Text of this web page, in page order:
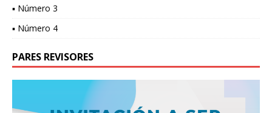
▪ Número 3
▪ Número 4
PARES REVISORES